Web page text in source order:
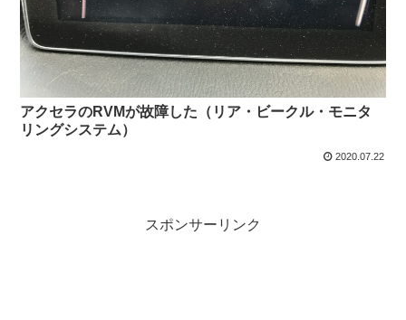
アクセラのRVMが故障した（リア・ビークル・モニタ
リングシステム）
2020.07.22
スポンサーリンク